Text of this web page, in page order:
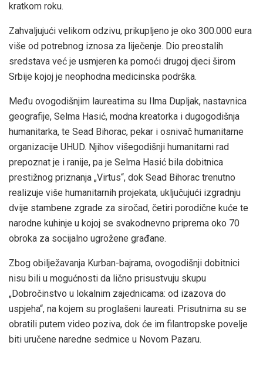
kratkom roku.
Zahvaljujući velikom odzivu, prikupljeno je oko 300.000 eura
više od potrebnog iznosa za liječenje. Dio preostalih
sredstava već je usmjeren ka pomoći drugoj djeci širom
Srbije kojoj je neophodna medicinska podrška.
Među ovogodišnjim laureatima su Ilma Dupljak, nastavnica
geografije, Selma Hasić, modna kreatorka i dugogodišnja
humanitarka, te Sead Bihorac, pekar i osnivač humanitarne
organizacije UHUD. Njihov višegodišnji humanitarni rad
prepoznat je i ranije, pa je Selma Hasić bila dobitnica
prestižnog priznanja „Virtus“, dok Sead Bihorac trenutno
realizuje više humanitarnih projekata, uključujući izgradnju
dvije stambene zgrade za siročad, četiri porodične kuće te
narodne kuhinje u kojoj se svakodnevno priprema oko 70
obroka za socijalno ugrožene građane.
Zbog obilježavanja Kurban-bajrama, ovogodišnji dobitnici
nisu bili u mogućnosti da lično prisustvuju skupu
„Dobročinstvo u lokalnim zajednicama: od izazova do
uspjeha“, na kojem su proglašeni laureati. Prisutnima su se
obratili putem video poziva, dok će im filantropske povelje
biti uručene naredne sedmice u Novom Pazaru.